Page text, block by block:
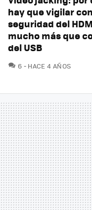
hay que vigilar
seguridad del
mucho más que
del USB
6 COMENTARIOS
HACE 4 AÑOS